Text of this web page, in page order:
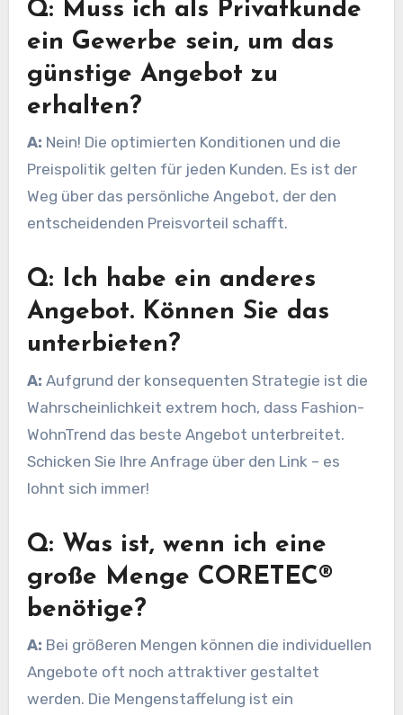
Q: Muss ich als Privatkunde
ein Gewerbe sein, um das
günstige Angebot zu
erhalten?
A: Nein! Die optimierten Konditionen und die
Preispolitik gelten für jeden Kunden. Es ist der
Weg über das persönliche Angebot, der den
entscheidenden Preisvorteil schafft.
Q: Ich habe ein anderes
Angebot. Können Sie das
unterbieten?
A: Aufgrund der konsequenten Strategie ist die
Wahrscheinlichkeit extrem hoch, dass Fashion-
WohnTrend das beste Angebot unterbreitet.
Schicken Sie Ihre Anfrage über den Link – es
lohnt sich immer!
Q: Was ist, wenn ich eine
große Menge CORETEC®
benötige?
A: Bei größeren Mengen können die individuellen
Angebote oft noch attraktiver gestaltet
werden. Die Mengenstaffelung ist ein